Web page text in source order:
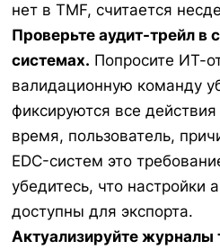
нет в TMF, считается
Проверьте аудит-трейл в
системах. Попросите ИТ-
валидационную команду
фиксируются все
время, пользователь,
EDC-систем это
убедитесь, что настройки
доступны для экспорта.
Актуализируйте журналы